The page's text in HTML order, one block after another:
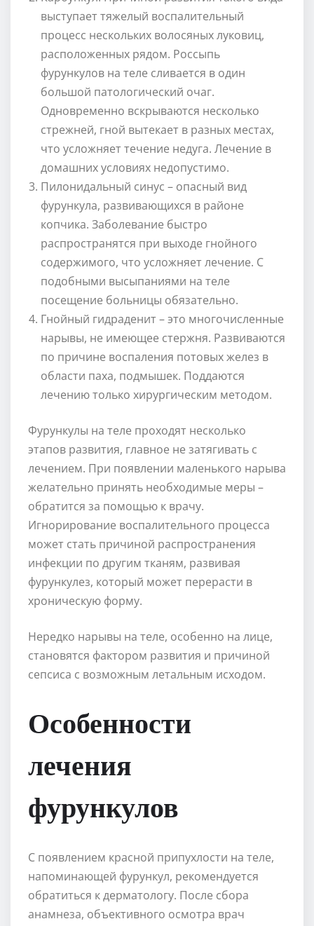
выступает тяжелый воспалительный
процесс нескольких волосяных луковиц,
расположенных рядом. Россыпь
фурункулов на теле сливается в один
большой патологический очаг.
Одновременно вскрываются несколько
стрежней, гной вытекает в разных местах,
что усложняет течение недуга. Лечение в
домашних условиях недопустимо.
Пилонидальный синус – опасный вид
фурункула, развивающихся в районе
копчика. Заболевание быстро
распространятся при выходе гнойного
содержимого, что усложняет лечение. С
подобными высыпаниями на теле
посещение больницы обязательно.
Гнойный гидраденит – это многочисленные
нарывы, не имеющее стержня. Развиваются
по причине воспаления потовых желез в
области паха, подмышек. Поддаются
лечению только хирургическим методом.
Фурункулы на теле проходят несколько
этапов развития, главное не затягивать с
лечением. При появлении маленького нарыва
желательно принять необходимые меры –
обратится за помощью к врачу.
Игнорирование воспалительного процесса
может стать причиной распространения
инфекции по другим тканям, развивая
фурункулез, который может перерасти в
хроническую форму.
Нередко нарывы на теле, особенно на лице,
становятся фактором развития и причиной
сепсиса с возможным летальным исходом.
Особенности
лечения
фурункулов
С появлением красной припухлости на теле,
напоминающей фурункул, рекомендуется
обратиться к дерматологу. После сбора
анамнеза, объективного осмотра врач